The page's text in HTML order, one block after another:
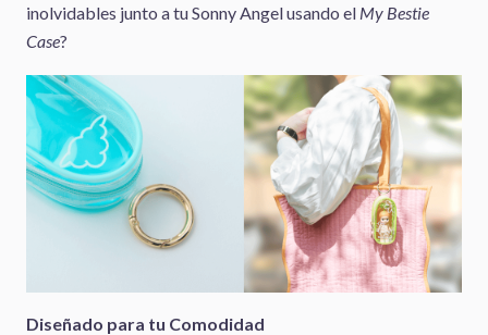
inolvidables junto a tu Sonny Angel usando el My Bestie
Case?
Diseñado para tu Comodidad